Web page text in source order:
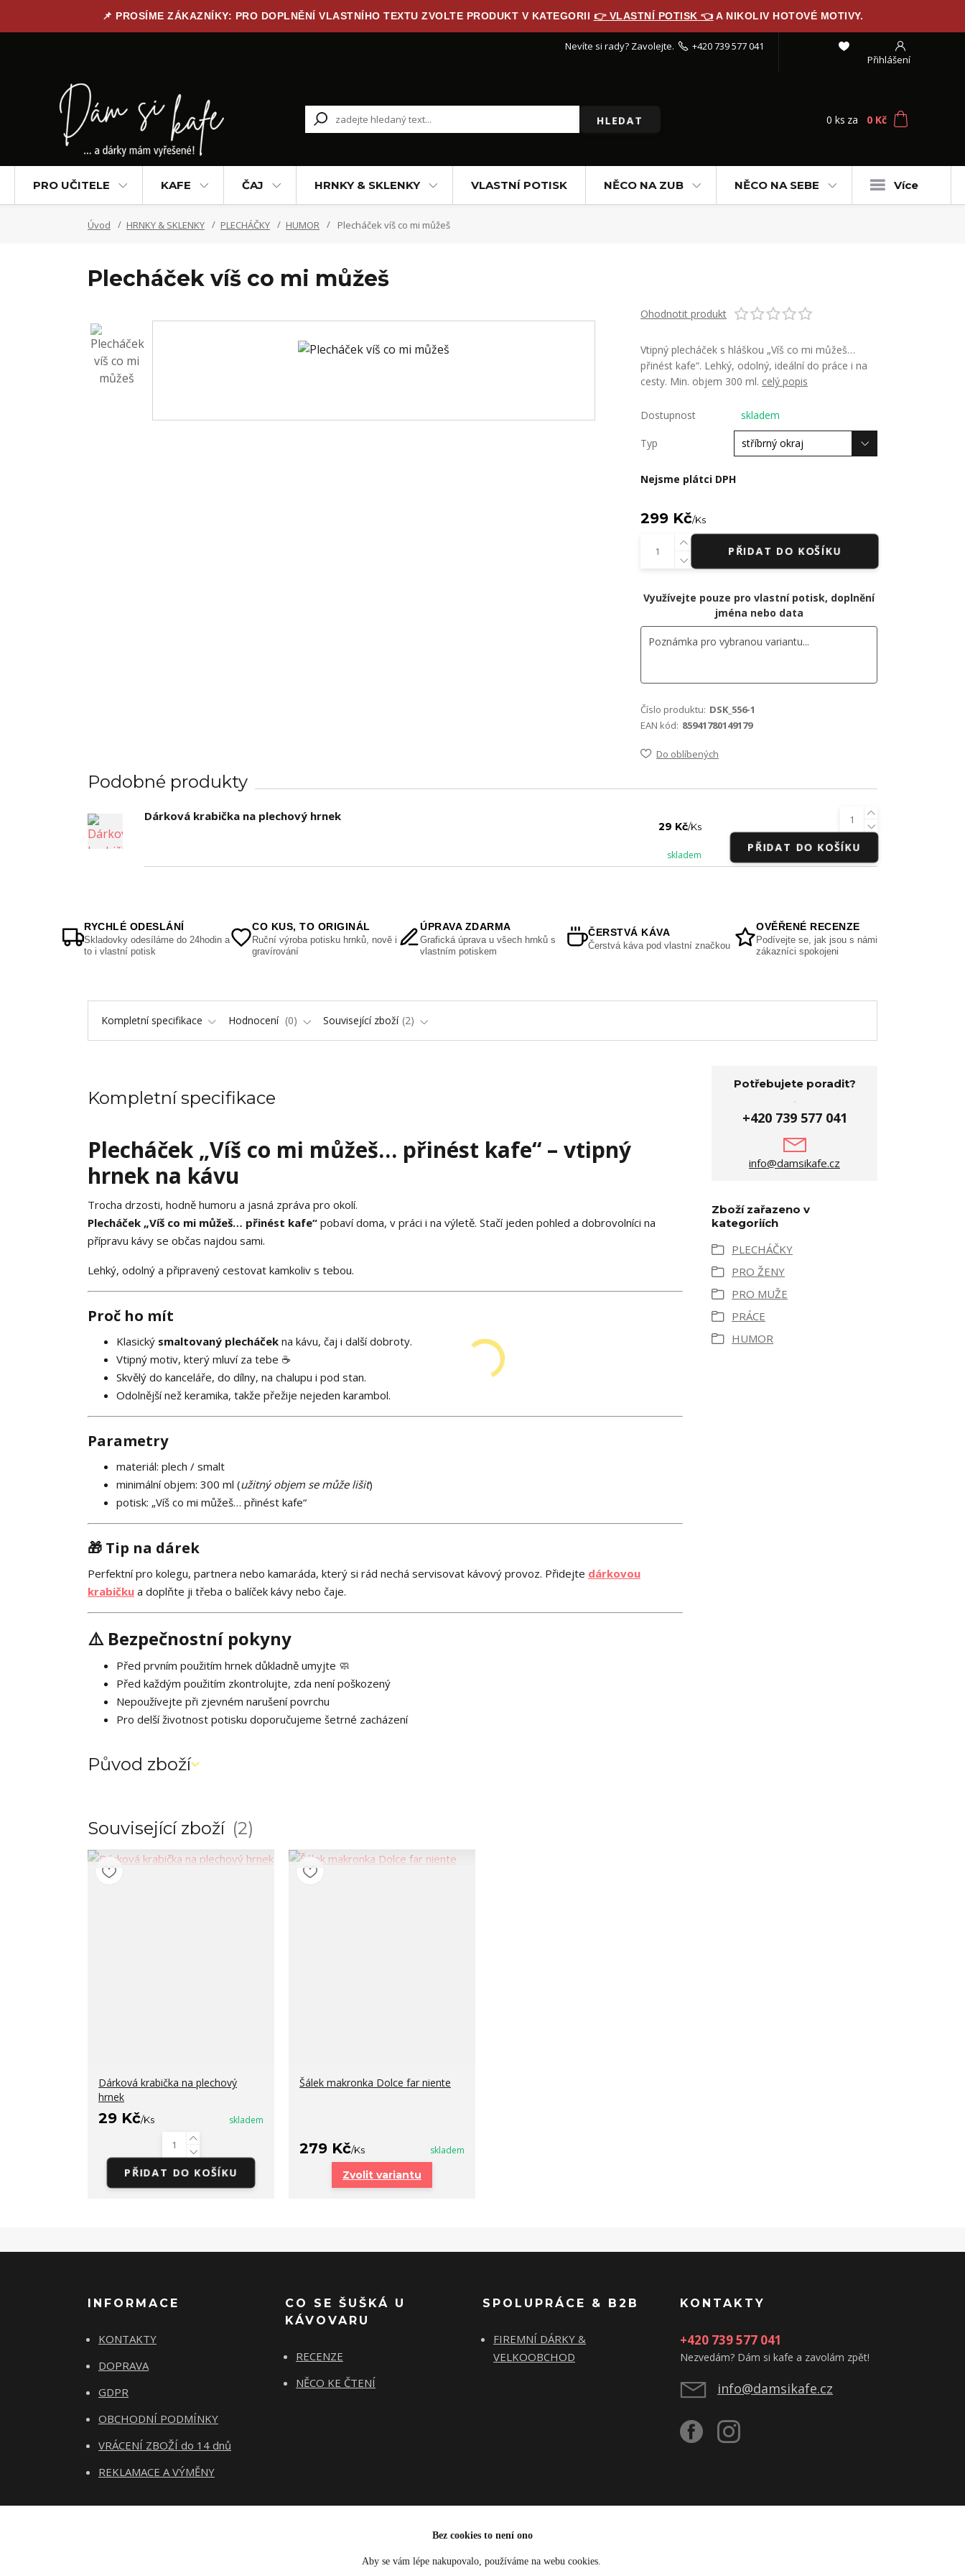
📌 PROSÍME ZÁKAZNÍKY: PRO DOPLNĚNÍ VLASTNÍHO TEXTU ZVOLTE PRODUKT V KATEGORII 👉 VLASTNÍ POTISK 👈 A NIKOLIV HOTOVÉ MOTIVY.
Přihlášení
HLEDAT
Nevíte si rady? Zavolejte. +420 739 577 041
0 ks za 0 Kč
PRO UČITELE KAFE ČAJ HRNKY & SKLENKY VLASTNÍ POTISK NĚCO NA ZUB NĚCO NA SEBE Více
Úvod HRNKY & SKLENKY PLECHÁČKY HUMOR Plecháček víš co mi můžeš
Plecháček víš co mi můžeš
Ohodnotit produkt
Vtipný plecháček s hláškou „Víš co mi můžeš…
přinést kafe“. Lehký, odolný, ideální do práce i na
cesty. Min. objem 300 ml. celý popis
Dostupnost skladem
Typ
Nejsme plátci DPH
299 Kč/Ks
PŘIDAT DO KOŠÍKU
Využívejte pouze pro vlastní potisk, doplnění
jména nebo data
Číslo produktu: DSK_556-1
EAN kód: 85941780149179
Do oblíbených
Podobné produkty
Dárková krabička na plechový hrnek
29 Kč/Ks
skladem
PŘIDAT DO KOŠÍKU
RYCHLÉ ODESLÁNÍ
Skladovky odesíláme do 24hodin a
to i vlastní potisk
CO KUS, TO ORIGINÁL
Ruční výroba potisku hrnků, nově i
gravírování
ÚPRAVA ZDARMA
Grafická úprava u všech hrnků s
vlastním potiskem
ČERSTVÁ KÁVA
Čerstvá káva pod vlastní značkou
OVĚŘENÉ RECENZE
Podívejte se, jak jsou s námi
zákazníci spokojeni
Kompletní specifikace Hodnocení 0 Související zboží 2
Kompletní specifikace
Plecháček „Víš co mi můžeš… přinést kafe“ – vtipný
hrnek na kávu
Trocha drzosti, hodně humoru a jasná zpráva pro okolí.
Plecháček „Víš co mi můžeš… přinést kafe“ pobaví doma, v práci i na výletě. Stačí jeden pohled a dobrovolníci na
přípravu kávy se občas najdou sami.
Lehký, odolný a připravený cestovat kamkoliv s tebou.
Proč ho mít
Klasický smaltovaný plecháček na kávu, čaj i další dobroty.
Vtipný motiv, který mluví za tebe ☕
Skvělý do kanceláře, do dílny, na chalupu i pod stan.
Odolnější než keramika, takže přežije nejeden karambol.
Parametry
materiál: plech / smalt
minimální objem: 300 ml (užitný objem se může lišit)
potisk: „Víš co mi můžeš… přinést kafe“
🎁 Tip na dárek
Perfektní pro kolegu, partnera nebo kamaráda, který si rád nechá servisovat kávový provoz. Přidejte dárkovou
krabičku a doplňte ji třeba o balíček kávy nebo čaje.
⚠️ Bezpečnostní pokyny
Před prvním použitím hrnek důkladně umyjte 🧼
Před každým použitím zkontrolujte, zda není poškozený
Nepoužívejte při zjevném narušení povrchu
Pro delší životnost potisku doporučujeme šetrné zacházení
Původ zboží
Potřebujete poradit?
+420 739 577 041
info@damsikafe.cz
Zboží zařazeno v
kategoriích
PLECHÁČKY
PRO ŽENY
PRO MUŽE
PRÁCE
HUMOR
Související zboží 2
Dárková krabička na plechový
hrnek
29 Kč/Ks skladem
PŘIDAT DO KOŠÍKU
Šálek makronka Dolce far niente
279 Kč/Ks skladem
Zvolit variantu
INFORMACE
KONTAKTY
DOPRAVA
GDPR
OBCHODNÍ PODMÍNKY
VRÁCENÍ ZBOŽÍ do 14 dnů
REKLAMACE A VÝMĚNY
CO SE ŠUŠKÁ U
KÁVOVARU
RECENZE
NĚCO KE ČTENÍ
SPOLUPRÁCE & B2B
FIREMNÍ DÁRKY &
VELKOOBCHOD
KONTAKTY
+420 739 577 041
Nezvedám? Dám si kafe a zavolám zpět!
info@damsikafe.cz
Bez cookies to není ono
Aby se vám lépe nakupovalo, používáme na webu cookies.